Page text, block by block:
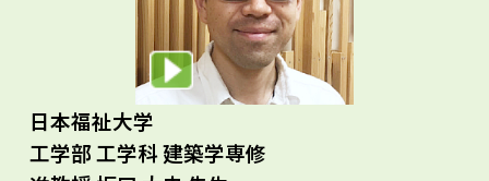
日本福祉大学
工学部 工学科 建築学専修